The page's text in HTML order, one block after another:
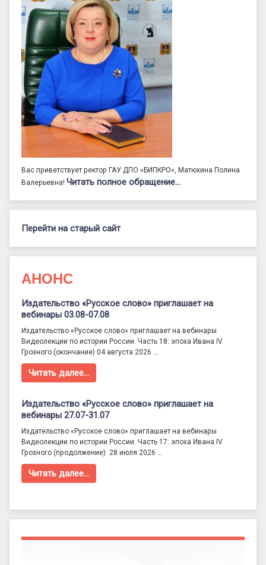
Вас приветствует ректор ГАУ ДПО «БИПКРО», Матюхина Полина
Валерьевна! Читать полное обращение…
Перейти на старый сайт
АНОНС
Издательство «Русское слово» приглашает на
вебинары 03.08-07.08
Издательство «Русское слово» приглашает на вебинары
Видеолекции по истории России. Часть 18: эпоха Ивана IV
Грозного (окончание) 04 августа 2026 …
Читать далее…
Издательство «Русское слово» приглашает на
вебинары 27.07-31.07
Издательство «Русское слово» приглашает на вебинары
Видеолекции по истории России. Часть 17: эпоха Ивана IV
Грозного (продолжение) 28 июля 2026 …
Читать далее…